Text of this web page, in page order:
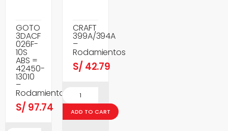
GOTO
3DACF
026F-
10S
ABS =
42450-
13010
–
Rodamientos
S/ 97.74
CRAFT
399A/394A
–
Rodamientos
S/ 42.79
ADD TO CART